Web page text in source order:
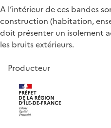
A l’intérieur de ces bandes
construction (habitation,
doit présenter un isolement
les bruits extérieurs.
Producteur